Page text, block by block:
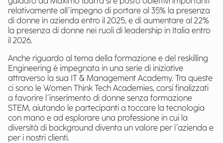
relativamente all’impegno di portare al 35% la presenza
di donne in azienda entro il 2025, e di aumentare al 22%
la presenza di donne nei ruoli di leadership in Italia entro
il 2026.
Anche riguardo al tema della formazione e del reskilling
Engineering è impegnata in una serie di iniziative
attraverso la sua IT & Management Academy. Tra queste
ci sono le Women Think Tech Academies, corsi finalizzati
a favorire l’inserimento di donne senza formazione
STEM, aiutando le partecipanti a toccare la tecnologia
con mano e ad esplorare una professione in cui la
diversità di background diventa un valore per l’azienda e
per i nostri clienti.